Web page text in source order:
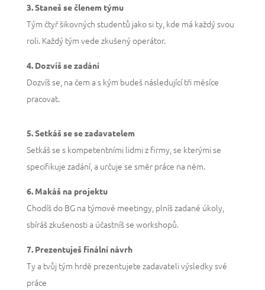
3. Staneš se členem týmu
Tým čtyř šikovných studentů jako si ty, kde má každý svou
roli. Každý tým vede zkušený operátor.
4. Dozvíš se zadání
Dozvíš se, na čem a s kým budeš následující tři měsíce
pracovat.
5. Setkáš se se zadavatelem
Setkáš se s kompetentními lidmi z firmy, se kterými se
specifikuje zadání, a určuje se směr práce na něm.
6. Makáš na projektu
Chodíš do BG na týmové meetingy, plníš zadané úkoly,
sbíráš zkušenosti a účastníš se workshopů.
7. Prezentuješ finální návrh
Ty a tvůj tým hrdě prezentujete zadavateli výsledky své
práce